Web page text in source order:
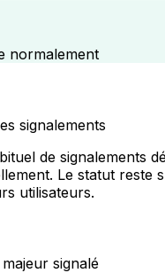
normalement
signalements
de signalements
Le statut reste
utilisateurs.
signalé